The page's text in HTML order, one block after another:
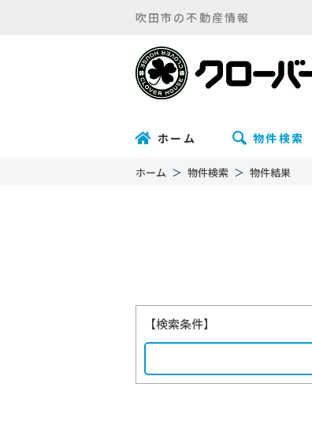
吹田市の不動産情報
ホーム 物件検索
ホーム 物件検索 物件結果
【検索条件】